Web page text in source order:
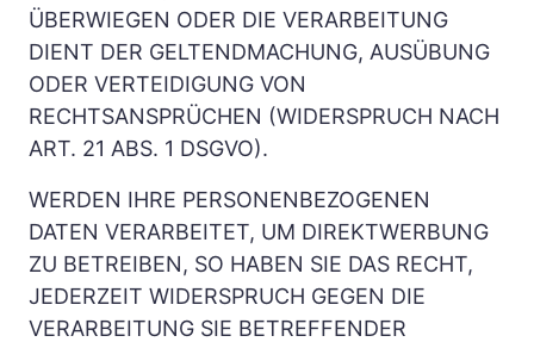
ÜBERWIEGEN ODER DIE VERARBEITUNG
DIENT DER GELTENDMACHUNG, AUSÜBUNG
ODER VERTEIDIGUNG VON
RECHTSANSPRÜCHEN (WIDERSPRUCH NACH
ART. 21 ABS. 1 DSGVO).
WERDEN IHRE PERSONENBEZOGENEN
DATEN VERARBEITET, UM DIREKTWERBUNG
ZU BETREIBEN, SO HABEN SIE DAS RECHT,
JEDERZEIT WIDERSPRUCH GEGEN DIE
VERARBEITUNG SIE BETREFFENDER